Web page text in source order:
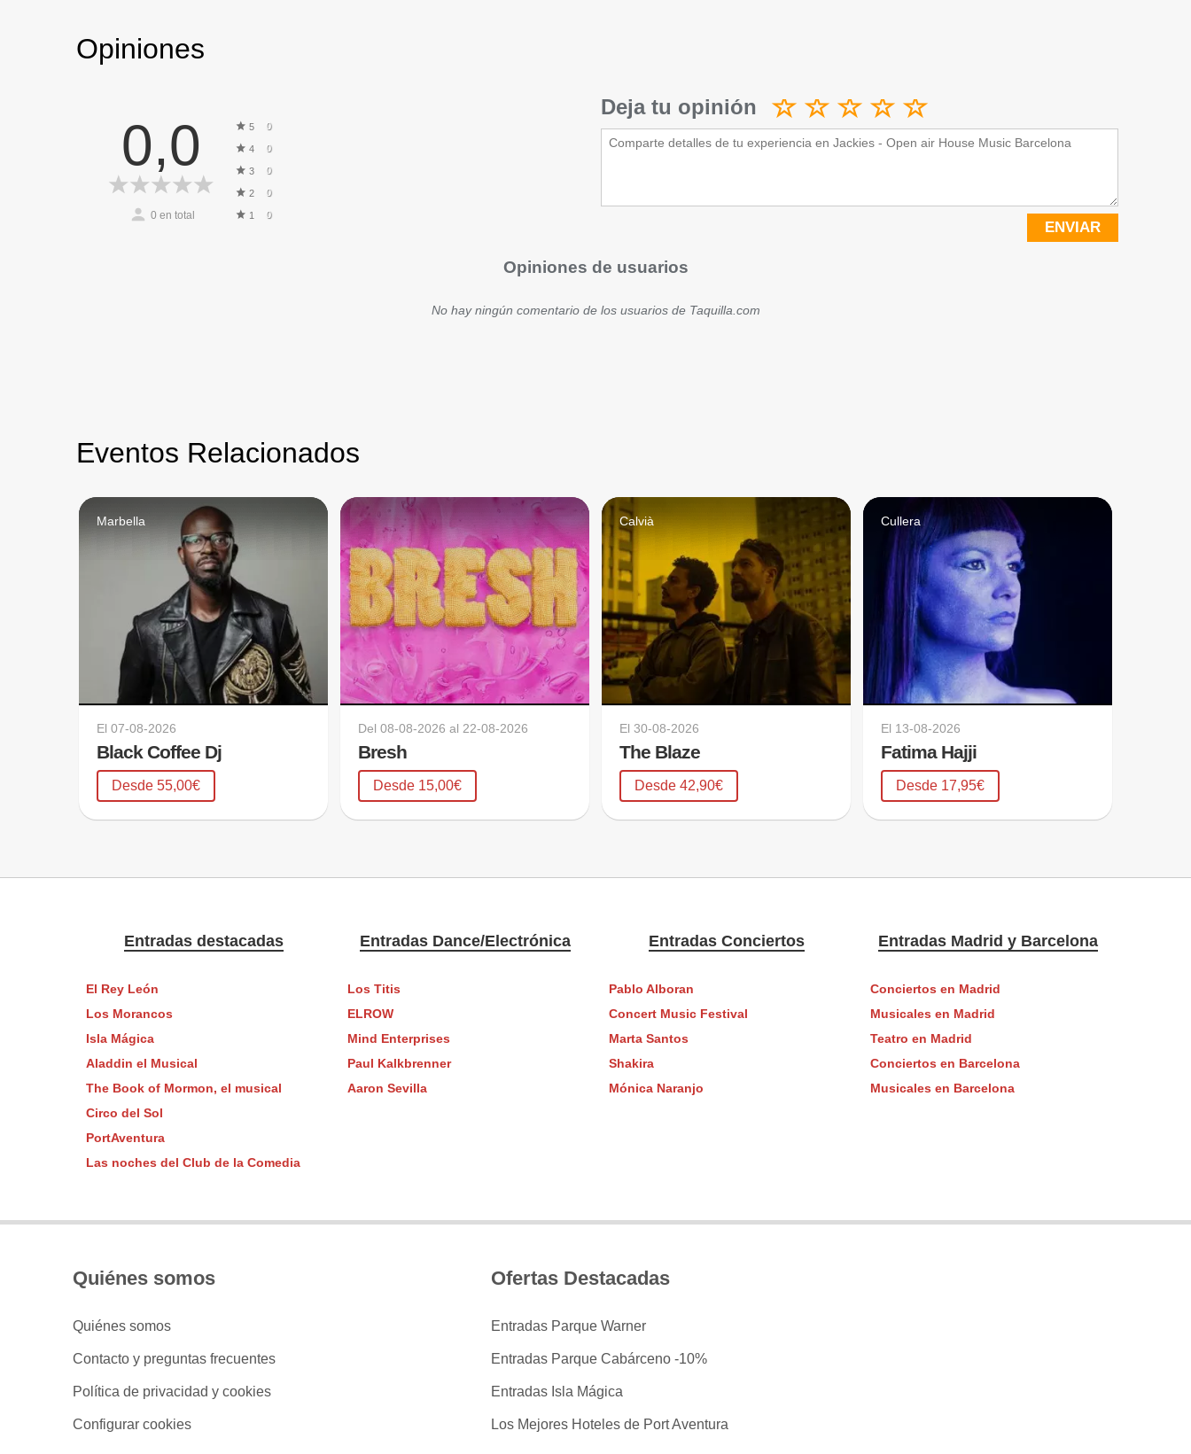
Opiniones
0,0
0 en total
5 0
4 0
3 0
2 0
1 0
Deja tu opinión
ENVIAR
Opiniones de usuarios
No hay ningún comentario de los usuarios de Taquilla.com
Eventos Relacionados
Marbella
El07-08-2026
Black Coffee Dj
Desde 55,00€
Del08-08-2026 al 22-08-2026
Bresh
Desde 15,00€
Calvià
El30-08-2026
The Blaze
Desde 42,90€
Cullera
El 13-08-2026
Fatima Hajji
Desde 17,95€
Entradas destacadas
El Rey León
Los Morancos
Isla Mágica
Aladdin el Musical
The Book of Mormon, el musical
Circo del Sol
PortAventura
Las noches del Club de la Comedia
Entradas Dance/Electrónica
Los Titis
ELROW
Mind Enterprises
Paul Kalkbrenner
Aaron Sevilla
Entradas Conciertos
Pablo Alboran
Concert Music Festival
Marta Santos
Shakira
Mónica Naranjo
Entradas Madrid y Barcelona
Conciertos en Madrid
Musicales en Madrid
Teatro en Madrid
Conciertos en Barcelona
Musicales en Barcelona
Quiénes somos
Quiénes somos
Contacto y preguntas frecuentes
Política de privacidad y cookies
Configurar cookies
Ofertas Destacadas
Entradas Parque Warner
Entradas Parque Cabárceno -10%
Entradas Isla Mágica
Los Mejores Hoteles de Port Aventura